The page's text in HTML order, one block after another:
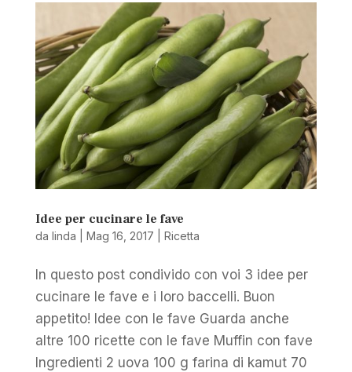
Idee per cucinare le fave
da linda Mag 16, 2017 Ricetta
In questo post condivido con voi 3 idee per
cucinare le fave e i loro baccelli. Buon
appetito! Idee con le fave Guarda anche
altre 100 ricette con le fave Muffin con fave
Ingredienti 2 uova 100 g farina di kamut 70